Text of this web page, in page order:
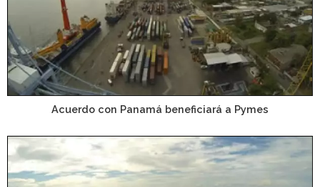
Acuerdo con Panamá beneficiará a Pymes